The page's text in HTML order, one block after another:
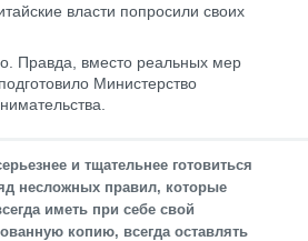
власти попросили своих
Правда, вместо реальных мер
Министерство
и тщательнее готовиться
несложных правил, которые
иметь при себе свой
копию, всегда оставлять